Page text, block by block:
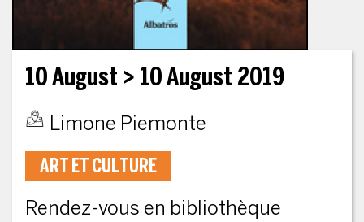
10 August > 10 August 2019
Limone Piemonte
ART ET CULTURE
Rendez-vous en bibliothèque